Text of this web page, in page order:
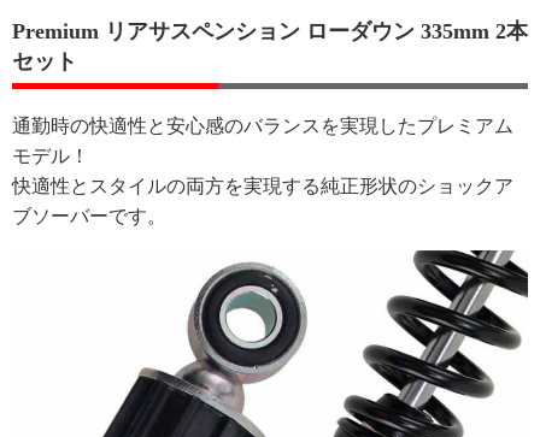
Premium リアサスペンション ローダウン 335mm 2本
セット
通勤時の快適性と安心感のバランスを実現したプレミアム
モデル！
快適性とスタイルの両方を実現する純正形状のショックア
ブソーバーです。